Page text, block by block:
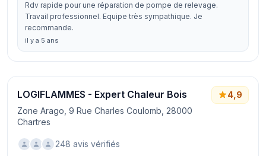
Rdv rapide pour une réparation de pompe de relevage.
Travail professionnel. Equipe très sympathique. Je
recommande.
il y a 5 ans
LOGIFLAMMES - Expert Chaleur Bois
Zone Arago, 9 Rue Charles Coulomb, 28000
Chartres
4,9
248 avis vérifiés